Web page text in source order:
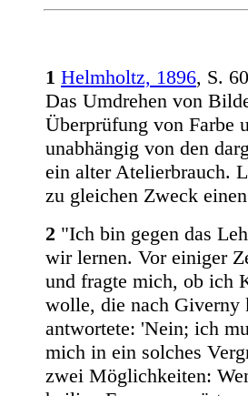
1 Helmholtz, 1896, S.
Das Umdrehen von
Überprüfung von Farbe
unabhängig von den
ein alter Atelierbrauch.
zu gleichen Zweck
2 "Ich bin gegen das
wir lernen. Vor einiger
und fragte mich, ob ich
wolle, die nach Giverny
antwortete: 'Nein; ich
mich in ein solches
zwei Möglichkeiten: